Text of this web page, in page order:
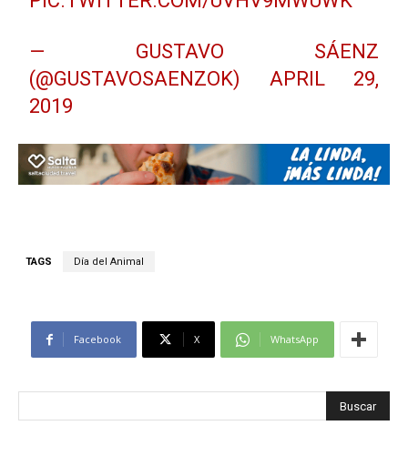
— GUSTAVO SÁENZ
(@GUSTAVOSAENZOK) APRIL 29,
2019
TAGS Día del Animal
Facebook X WhatsApp